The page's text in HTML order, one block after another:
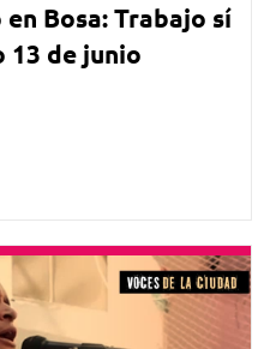
Bosa: Trabajo sí
13 de junio